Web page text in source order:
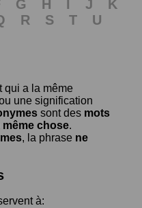
G H J
K
R S T
U
qui a la même
une signification
sont des mots
chose.
, la phrase ne
à: